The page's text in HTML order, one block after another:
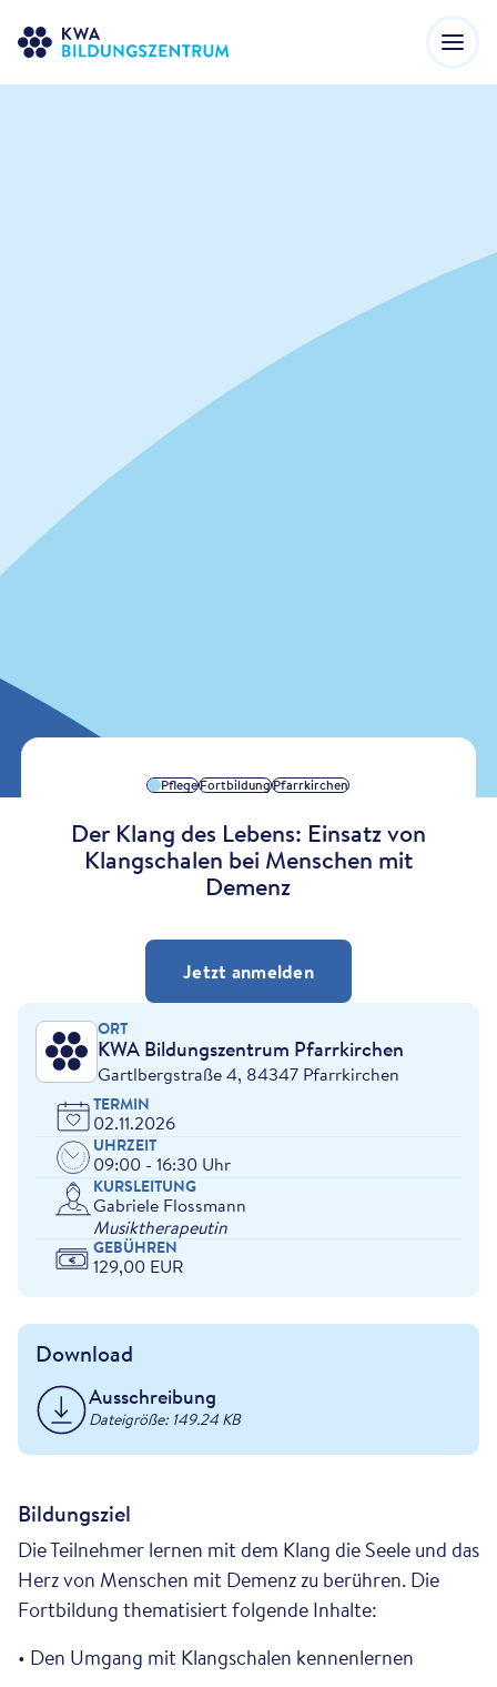
PflegeFortbildungPfarrkirchen
Der Klang des Lebens: Einsatz von
Klangschalen bei Menschen mit
Demenz
Jetzt anmelden
ORT
KWA Bildungszentrum Pfarrkirchen
Gartlbergstraße 4, 84347 Pfarrkirchen
TERMIN
02.11.2026
UHRZEIT
09:00 - 16:30 Uhr
KURSLEITUNG
Gabriele Flossmann
Musiktherapeutin
GEBÜHREN
129,00 EUR
Download
Ausschreibung
Dateigröße: 149.24 KB
Bildungsziel
Die Teilnehmer lernen mit dem Klang die Seele und das
Herz von Menschen mit Demenz zu berühren. Die
Fortbildung thematisiert folgende Inhalte:
• Den Umgang mit Klangschalen kennenlernen